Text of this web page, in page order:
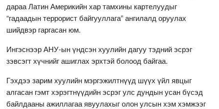
дараа Латин Америкийн хар тамхины картелуудыг
“гадаадын террорист байгууллага” ангилалд оруулах
шийдвэр гаргасан юм.
Ингэснээр АНУ-ын үндсэн хуулийн дагуу тэдний эсрэг
зэвсэгт хүчнийг ашиглах эрхтэй болоод байгаа.
Гэхдээ зарим хуулийн мэргэжилтнүүд шүүх үйл явцыг
алгасан гэмт хэрэгтнүүдийн эсрэг улс дундын усан бүсэд
байлдааны ажиллагаа явуулахыг олон улсын хэм хэмжээг